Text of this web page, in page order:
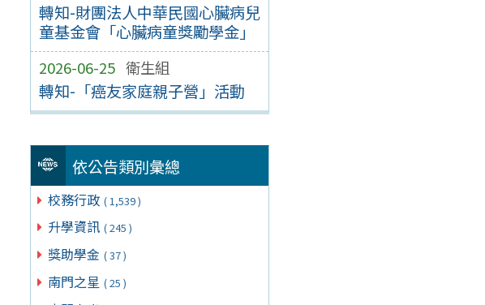
轉知-財團法人中華民國心臟病兒
童基金會「心臟病童獎勵學金」
2026-06-25 衛生組
轉知-「癌友家庭親子營」活動
依公告類別彙總
校務行政 ( 1,539 )
升學資訊 ( 245 )
獎助學金 ( 37 )
南門之星 ( 25 )